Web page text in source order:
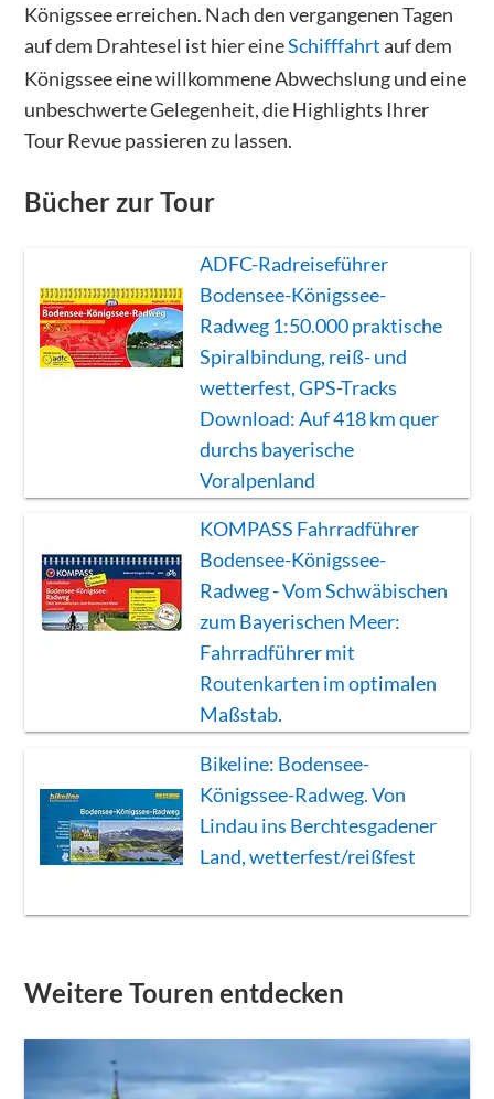
Königssee erreichen. Nach den vergangenen Tagen
auf dem Drahtesel ist hier eineSchifffahrtauf dem
Königssee eine willkommene Abwechslung und eine
unbeschwerte Gelegenheit, die Highlights Ihrer
Tour Revue passieren zu lassen.
Bücher zur Tour
ADFC-Radreiseführer
Bodensee-Königssee-
Radweg 1:50.000 praktische
Spiralbindung, reiß- und
wetterfest, GPS-Tracks
Download: Auf 418 km quer
durchs bayerische
Voralpenland
KOMPASS Fahrradführer
Bodensee-Königssee-
Radweg - Vom Schwäbischen
zum Bayerischen Meer:
Fahrradführer mit
Routenkarten im optimalen
Maßstab.
Bikeline: Bodensee-
Königssee-Radweg. Von
Lindau ins Berchtesgadener
Land, wetterfest/reißfest
Weitere Touren entdecken